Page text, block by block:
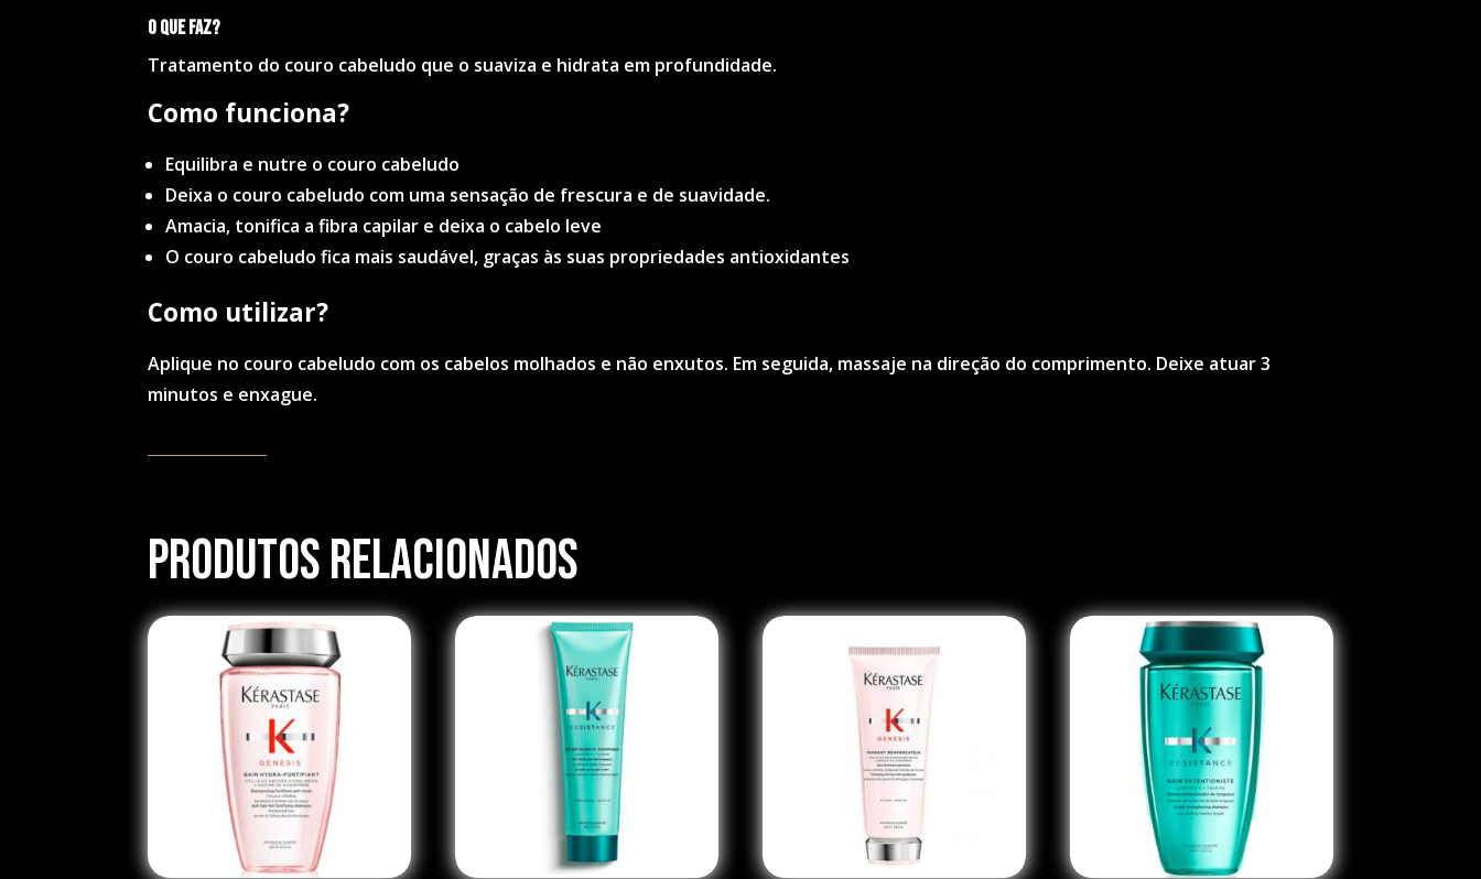
O que faz?
Tratamento do couro cabeludo que o suaviza e hidrata em profundidade.
Como funciona?
Equilibra e nutre o couro cabeludo
Deixa o couro cabeludo com uma sensação de frescura e de suavidade.
Amacia, tonifica a fibra capilar e deixa o cabelo leve
O couro cabeludo fica mais saudável, graças às suas propriedades antioxidantes
Como utilizar?
Aplique no couro cabeludo com os cabelos molhados e não enxutos. Em seguida, massaje na direção do comprimento. Deixe atuar 3
minutos e enxague.
Produtos Relacionados